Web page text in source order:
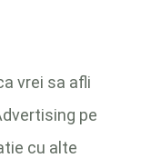
vrei sa afli
pe
cu alte